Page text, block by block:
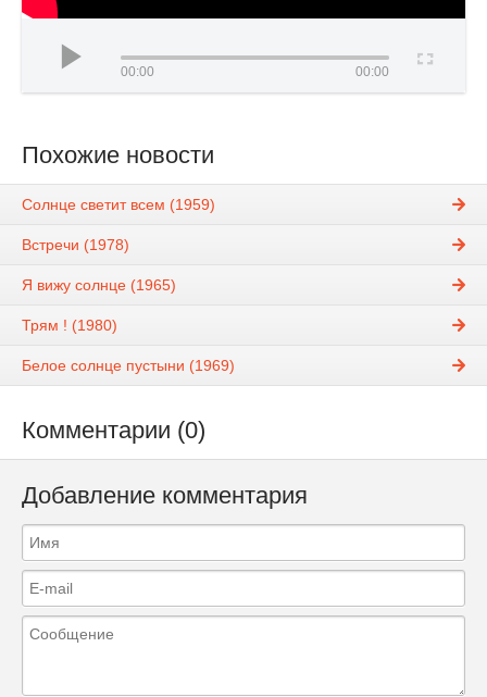
00:00 00:00
Похожие новости
Солнце светит всем (1959)
Встречи (1978)
Я вижу солнце (1965)
Трям ! (1980)
Белое солнце пустыни (1969)
Комментарии (0)
Добавление комментария